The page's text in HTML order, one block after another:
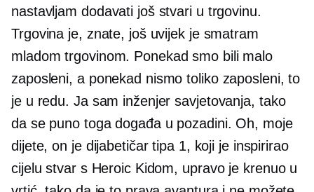
nastavljam dodavati još stvari u trgovinu.
Trgovina je, znate, još uvijek je smatram
mladom trgovinom. Ponekad smo bili malo
zaposleni, a ponekad nismo toliko zaposleni, to
je u redu. Ja sam inženjer savjetovanja, tako
da se puno toga događa u pozadini. Oh, moje
dijete, on je dijabetičar tipa 1, koji je inspirirao
cijelu stvar s Heroic Kidom, upravo je krenuo u